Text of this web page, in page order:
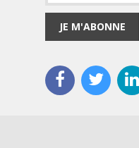
JE M'ABONNE